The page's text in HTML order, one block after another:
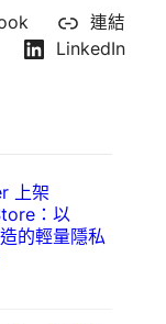
連結
LinkedIn
上架
：以
的輕量隱私